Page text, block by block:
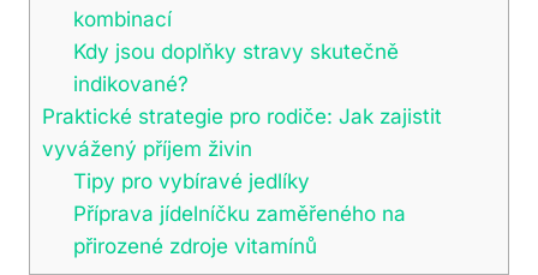
kombinací
Kdy jsou doplňky stravy skutečně
indikované?
Praktické strategie pro rodiče: Jak zajistit
vyvážený příjem živin
Tipy pro vybíravé jedlíky
Příprava jídelníčku zaměřeného na
přirozené zdroje vitamínů